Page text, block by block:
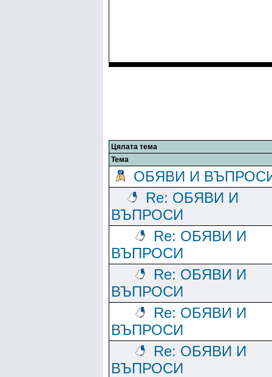
Цялата тема
Тема
ОБЯВИ И
Re: ОБЯВИ И
ВЪПРОСИ
Re: ОБЯВИ И
ВЪПРОСИ
Re: ОБЯВИ И
ВЪПРОСИ
Re: ОБЯВИ И
ВЪПРОСИ
Re: ОБЯВИ И
ВЪПРОСИ